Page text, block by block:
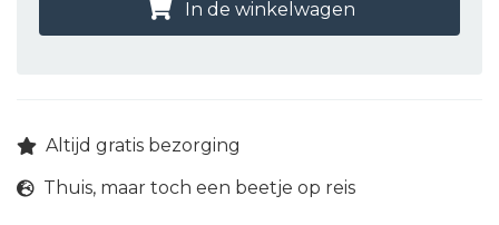
In de winkelwagen
Altijd gratis bezorging
Thuis, maar toch een beetje op reis